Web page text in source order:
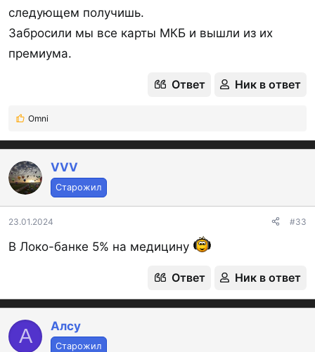
следующем получишь.
Забросили мы все карты МКБ и вышли из их
премиума.
Ответ Ник в ответ
Р
а
к
ц
и
и
:
Omni
VVV
Старожил
23.01.2024 #33
В Локо-банке 5% на медицину
Ответ Ник в ответ
А Алсу
Старожил